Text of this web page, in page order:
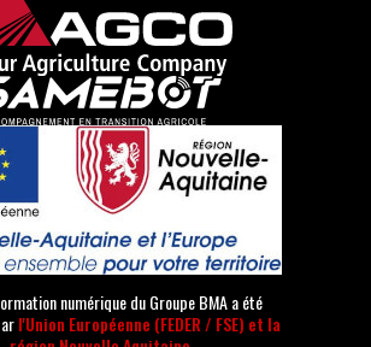
numérique du Groupe BMA a été
l'Union Européenne (FEDER / FSE) et la